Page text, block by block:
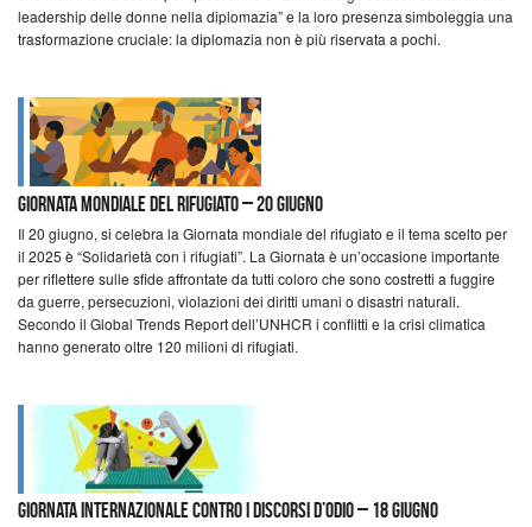
leadership delle donne nella diplomazia” e la loro presenza simboleggia una
trasformazione cruciale: la diplomazia non è più riservata a pochi.
Giornata mondiale del rifugiato – 20 giugno
Il 20 giugno, si celebra la Giornata mondiale del rifugiato e il tema scelto per
il 2025 è “Solidarietà con i rifugiati”. La Giornata è un’occasione importante
per riflettere sulle sfide affrontate da tutti coloro che sono costretti a fuggire
da guerre, persecuzioni, violazioni dei diritti umani o disastri naturali.
Secondo il Global Trends Report dell’UNHCR i conflitti e la crisi climatica
hanno generato oltre 120 milioni di rifugiati.
Giornata internazionale contro i discorsi d’odio – 18 giugno